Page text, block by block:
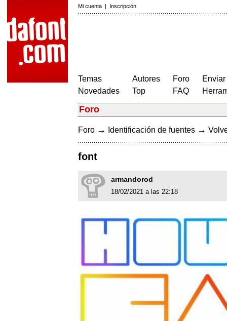
Mi cuenta | Inscripción
Temas
Novedades
Autores
Top
Foro
FAQ
Foro
Foro → Identificación de fuentes →
font
armandorod
18/02/2021 a las 22:18